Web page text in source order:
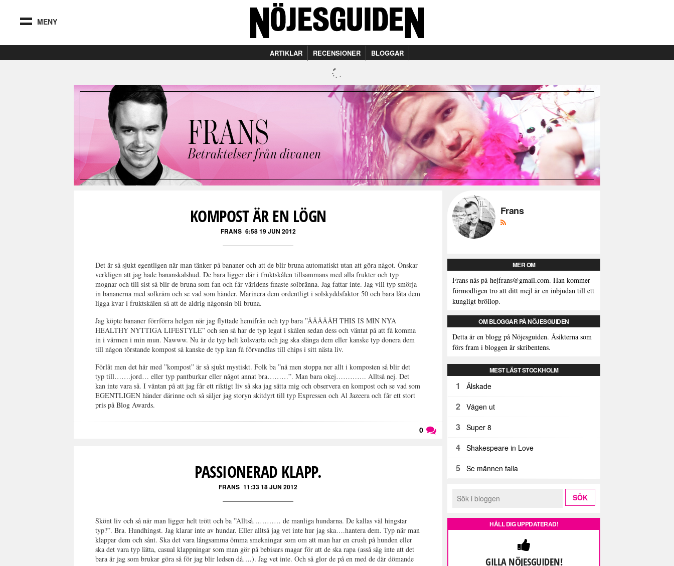
MENY
ARTIKLAR RECENSIONER BLOGGAR
KOMPOST ÄR EN LÖGN
FRANS 6:58 19 JUN 2012
Det är så sjukt egentligen när man tänker på bananer och att de blir bruna automatiskt utan att göra något. Önskar
verkligen att jag hade bananskalshud. De bara ligger där i fruktskålen tillsammans med alla frukter och typ
mognar och till sist så blir de bruna som fan och får världens finaste solbränna. Jag fattar inte. Jag vill typ smörja
in bananerna med solkräm och se vad som händer. Marinera dem ordentligt i solskyddsfaktor 50 och bara låta dem
ligga kvar i fruktskålen så att de aldrig någonsin bli bruna.
Jag köpte bananer förrförra helgen när jag flyttade hemifrån och typ bara ”ÅÅÅÅÅH THIS IS MIN NYA
HEALTHY NYTTIGA LIFESTYLE” och sen så har de typ legat i skålen sedan dess och väntat på att få komma
in i värmen i min mun. Nawww. Nu är de typ helt kolsvarta och jag ska slänga dem eller kanske typ donera dem
till någon törstande kompost så kanske de typ kan få förvandlas till chips i sitt nästa liv.
Förlåt men det här med ”kompost” är så sjukt mystiskt. Folk ba ”nä men stoppa ner allt i komposten så blir det
typ till…….jord… eller typ pantburkar eller något annat bra………”. Man bara okej…………. Alltså nej. Det
kan inte vara så. I väntan på att jag får ett riktigt liv så ska jag sätta mig och observera en kompost och se vad som
EGENTLIGEN händer därinne och så säljer jag storyn skitdyrt till typ Expressen och Al Jazeera och får ett stort
pris på Blog Awards.
0
PASSIONERAD KLAPP.
FRANS 11:33 18 JUN 2012
Skönt liv och så när man ligger helt trött och ba ”Alltså………… de manliga hundarna. De kallas väl hingstar
typ?”. Bra. Hundhingst. Jag klarar inte av hundar. Eller alltså jag vet inte hur jag ska….hantera dem. Typ när man
klappar dem och sånt. Ska det vara långsamma ömma smekningar som om att man har en crush på hunden eller
ska det vara typ lätta, casual klappningar som man gör på bebisars magar för att de ska rapa (asså säg inte att det
bara är jag som brukar göra så för jag blir ledsen då….). Jag vet inte. Och så glor de på en med de där dömande
Frans
MER OM
Frans nås på hejfrans@gmail.com. Han kommer
förmodligen tro att ditt mejl är en inbjudan till ett
kungligt bröllop.
OM BLOGGAR PÅ NÖJESGUIDEN
Detta är en blogg på Nöjesguiden. Åsikterna som
förs fram i bloggen är skribentens.
MEST LÄST STOCKHOLM
1 Älskade
2 Vägen ut
3 Super 8
4 Shakespeare in Love
5 Se männen falla
HÅLL DIG UPPDATERAD!
GILLA NÖJESGUIDEN!